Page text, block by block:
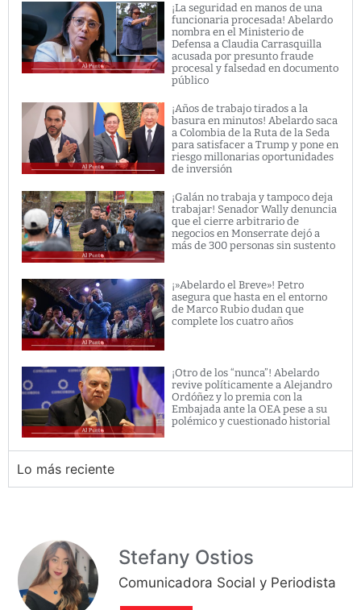
¡La seguridad en manos de una
funcionaria procesada! Abelardo
nombra en el Ministerio de
Defensa a Claudia Carrasquilla
acusada por presunto fraude
procesal y falsedad en documento
público
¡Años de trabajo tirados a la
basura en minutos! Abelardo saca
a Colombia de la Ruta de la Seda
para satisfacer a Trump y pone en
riesgo millonarias oportunidades
de inversión
¡Galán no trabaja y tampoco deja
trabajar! Senador Wally denuncia
que el cierre arbitrario de
negocios en Monserrate dejó a
más de 300 personas sin sustento
¡»Abelardo el Breve»! Petro
asegura que hasta en el entorno
de Marco Rubio dudan que
complete los cuatro años
¡Otro de los “nunca”! Abelardo
revive políticamente a Alejandro
Ordóñez y lo premia con la
Embajada ante la OEA pese a su
polémico y cuestionado historial
Lo más reciente
Stefany Ostios
Comunicadora Social y Periodista